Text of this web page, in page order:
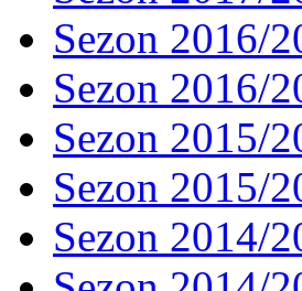
Sezon 2016/
Sezon 2016/
Sezon 2015/
Sezon 2015/
Sezon 2014/